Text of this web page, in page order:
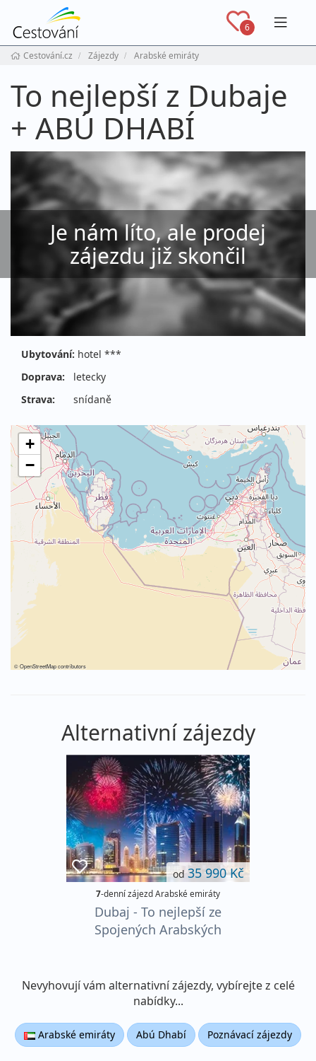
6
Cestování.cz Zájezdy Arabské emiráty
To nejlepší z Dubaje
+ ABÚ DHABÍ
Je nám líto, ale prodej
zájezdu již skončil
Ubytování: hotel ***
Doprava:
letecky
Strava:
snídaně
+
−
©OpenStreetMapcontributors
Alternativní zájezdy
od 35 990 Kč
7-denní zájezd Arabské emiráty
Dubaj - To nejlepší ze
Spojených Arabských
Nevyhovují vám alternativní zájezdy, vybírejte z celé
nabídky...
Arabské emiráty Abú Dhabí Poznávací zájezdy